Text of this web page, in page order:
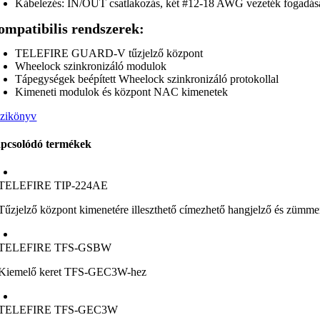
Kábelezés: IN/OUT csatlakozás, két #12-18 AWG vezeték
rendszerek:
TELEFIRE GUARD-V tűzjelző központ
Wheelock szinkronizáló modulok
Tápegységek beépített Wheelock szinkronizáló protokollal
Kimeneti modulok és központ NAC kimenetek
termékek
TIP-224AE
központ kimenetére illeszthető címezhető hangjelző és
TFS-GSBW
keret TFS-GEC3W-hez
TFS-GEC3W